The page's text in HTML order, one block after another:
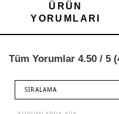
ÜRÜN
YORUMLARI
Tüm Yorumlar 4.50 / 5
SIRALAMA